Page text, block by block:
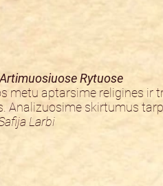
Rytuose
metu aptarsime religines ir
Analizuosime skirtumus
Larbi